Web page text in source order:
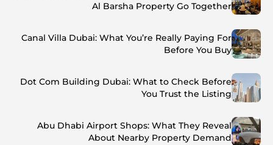
Al Barsha Property Go Together
Canal Villa Dubai: What You’re Really Paying For
Before You Buy
Dot Com Building Dubai: What to Check Before
You Trust the Listing
Abu Dhabi Airport Shops: What They Reveal
About Nearby Property Demand